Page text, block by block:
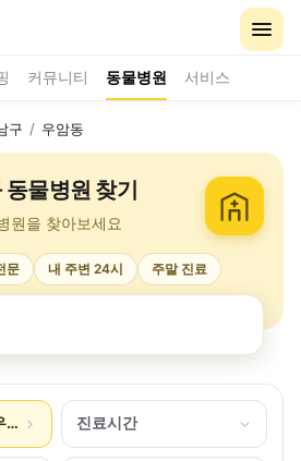
커뮤니티 동물병원 서비스
구 / 우암동
물병원 찾기
원을 찾아보세요
문 내 주변 24시 주말 진료
암동 진료시간